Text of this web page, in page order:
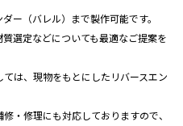
ー（バレル）まで製作可能です。
選定などについても最適なご提案を
は、現物をもとにしたリバースエン
・修理にも対応しておりますので、